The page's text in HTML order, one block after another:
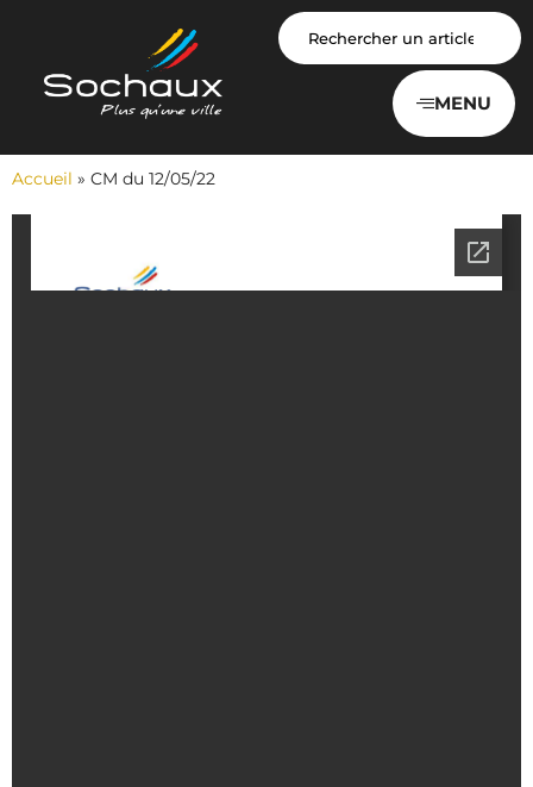
MENU
Accueil » CM du 12/05/22
Panneau de gestion des cookies